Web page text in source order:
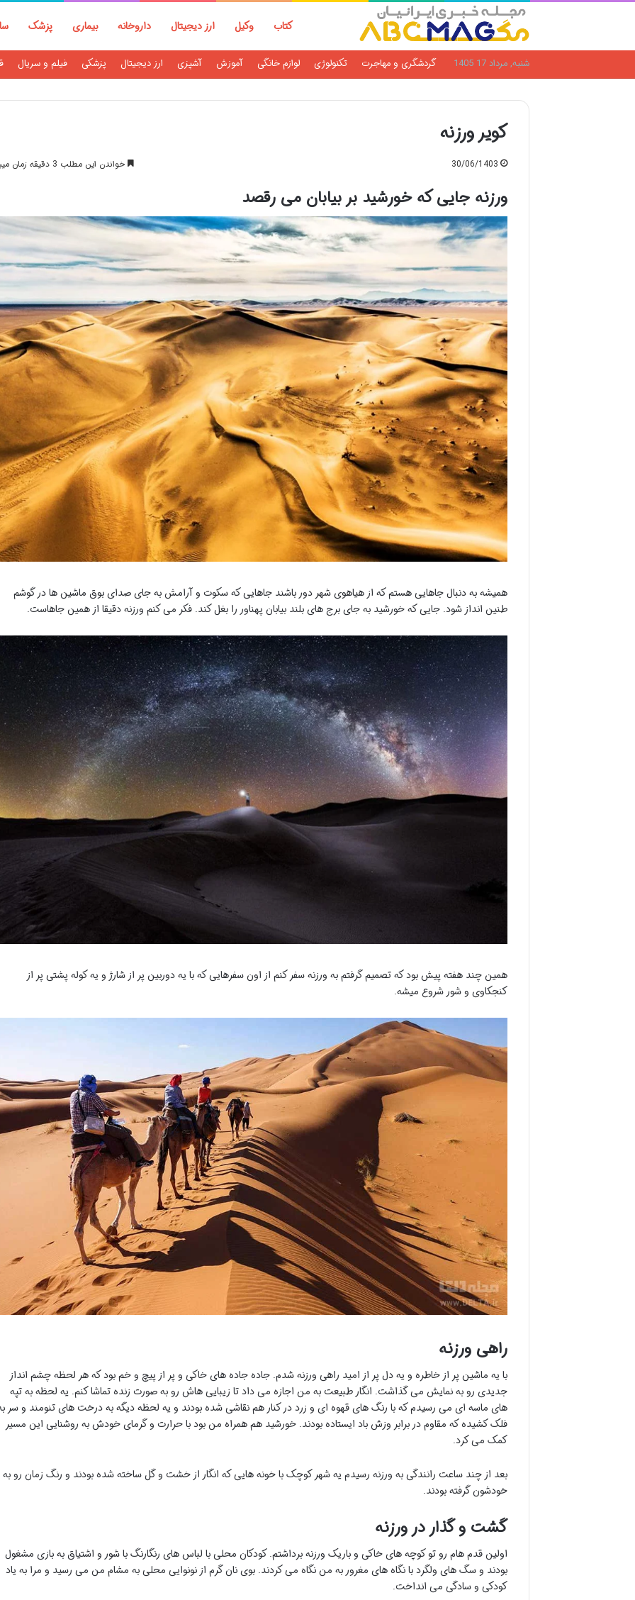
کتاب وکیل ارز دیجیتال داروخانه بیماری پزشک
شنبه, مرداد 17 1405 گردشگری و مهاجرت تکنولوژی لوازم خانگی آموزش آشپزی ارز دیجیتال پزشکی فیلم و سریال
کویر ورزنه
30/06/1403 خواندن این مطلب 3 دقیقه زمان میبرد
ورزنه جایی که خورشید بر بیابان می رقصد
همیشه به دنبال جاهایی هستم که از هیاهوی شهر دور باشند جاهایی که سکوت و آرامش به جای صدای بوق ماشین ها در گوشم
طنین انداز شود. جایی که خورشید به جای برج های بلند بیابان پهناور را بغل کند. فکر می کنم ورزنه دقیقا از همین جاهاست.
همین چند هفته پیش بود که تصمیم گرفتم به ورزنه سفر کنم از اون سفرهایی که با یه دوربین پر از شارژ و یه کوله پشتی پر از
کنجکاوی و شور شروع میشه.
راهی ورزنه
با یه ماشین پر از خاطره و یه دل پر از امید راهی ورزنه شدم. جاده جاده های خاکی و پر از پیچ و خم بود که هر لحظه چشم انداز
جدیدی رو به نمایش می گذاشت. انگار طبیعت به من اجازه می داد تا زیبایی هاش رو به صورت زنده تماشا کنم. یه لحظه به تپه
های ماسه ای می رسیدم که با رنگ های قهوه ای و زرد در کنار هم نقاشی شده بودند و یه لحظه دیگه به درخت های تنومند و سر
فلک کشیده که مقاوم در برابر وزش باد ایستاده بودند. خورشید هم همراه من بود با حرارت و گرمای خودش به روشنایی این مسیر
کمک می کرد.
بعد از چند ساعت رانندگی به ورزنه رسیدم یه شهر کوچک با خونه هایی که انگار از خشت و گل ساخته شده بودند و رنگ زمان رو به
خودشون گرفته بودند.
گشت و گذار در ورزنه
اولین قدم هام رو تو کوچه های خاکی و باریک ورزنه برداشتم. کودکان محلی با لباس های رنگارنگ با شور و اشتیاق به بازی مشغول
بودند و سگ های ولگرد با نگاه های مغرور به من نگاه می کردند. بوی نان گرم از نونوایی محلی به مشام من می رسید و مرا به یاد
کودکی و سادگی می انداخت.